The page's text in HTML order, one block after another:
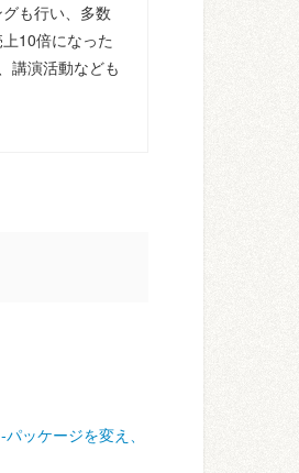
も行い、多数
10倍になった
講演活動なども
ッケージを変え、